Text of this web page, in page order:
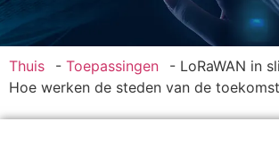
Thuis - Toepassingen - LoRaWAN in
Hoe werken de steden van de